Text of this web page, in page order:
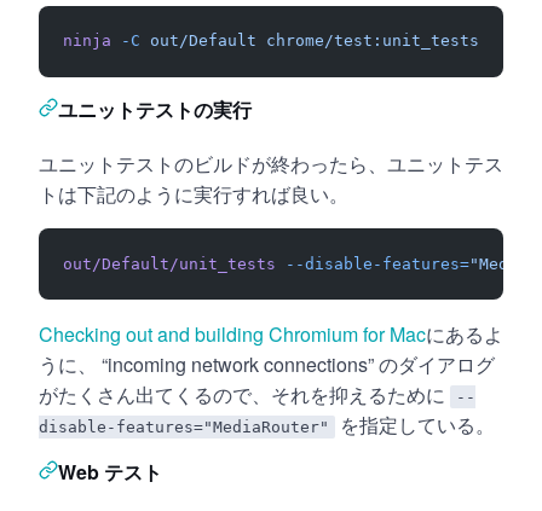
ninja -C out/Default chrome/test:unit_tests
ユニットテストの実行
ユニットテストのビルドが終わったら、ユニットテス
トは下記のように実行すれば良い。
out/Default/unit_tests --disable-features=
Checking out and building Chromium for Macにあるよ
うに、 “incoming network connections” のダイアログ
がたくさん出てくるので、それを抑えるために
--
disable-features="MediaRouter"
を指定している。
Web テスト